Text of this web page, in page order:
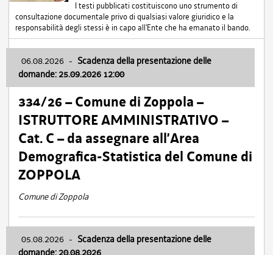
I testi pubblicati costituiscono uno strumento di
consultazione documentale privo di qualsiasi valore giuridico e la
responsabilità degli stessi è in capo all'Ente che ha emanato il bando.
06.08.2026 - Scadenza della presentazione delle
domande: 25.09.2026 12:00
334/26 – Comune di Zoppola –
ISTRUTTORE AMMINISTRATIVO –
Cat. C – da assegnare all’Area
Demografica-Statistica del Comune di
ZOPPOLA
Comune di Zoppola
05.08.2026 - Scadenza della presentazione delle
domande: 20.08.2026